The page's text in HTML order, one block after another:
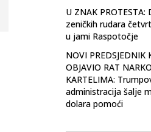
U ZNAK PROTESTA:
zeničkih rudara
u jami Raspotočje
NOVI PREDSJEDNIK
OBJAVIO RAT
KARTELIMA:
administracija šalje
dolara pomoći